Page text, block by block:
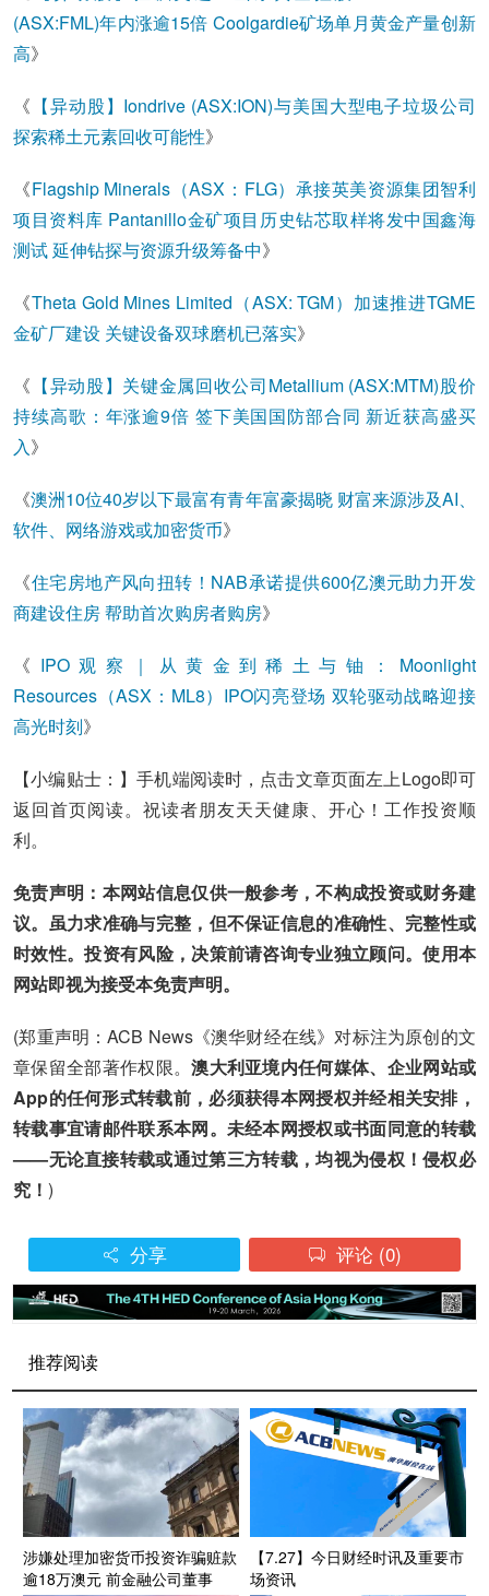
(ASX:FML)年内涨逾15倍 Coolgardie矿场单月黄金产量创新
高》
《 【异动股】Iondrive (ASX:ION)与美国大型电子垃圾公司
探索稀土元素回收可能性》
《Flagship Minerals（ASX：FLG）承接英美资源集团智利
项目资料库 Pantanillo金矿项目历史钻芯取样将发中国鑫海
测试 延伸钻探与资源升级筹备中》
《Theta Gold Mines Limited（ASX: TGM）加速推进TGME
金矿厂建设 关键设备双球磨机已落实》
《 【异动股】关键金属回收公司Metallium (ASX:MTM)股价
持续高歌：年涨逾9倍 签下美国国防部合同 新近获高盛买
入》
《澳洲10位40岁以下最富有青年富豪揭晓 财富来源涉及AI、
软件、网络游戏或加密货币》
《住宅房地产风向扭转！NAB承诺提供600亿澳元助力开发
商建设住房 帮助首次购房者购房》
《 IPO观察｜从黄金到稀土与铀：Moonlight
Resources（ASX：ML8）IPO闪亮登场 双轮驱动战略迎接
高光时刻》
【小编贴士：】手机端阅读时，点击文章页面左上Logo即可
返回首页阅读。祝读者朋友天天健康、开心！工作投资顺
利。
免责声明：本网站信息仅供一般参考，不构成投资或财务建
议。虽力求准确与完整，但不保证信息的准确性、完整性或
时效性。投资有风险，决策前请咨询专业独立顾问。使用本
网站即视为接受本免责声明。
(郑重声明：ACB News《澳华财经在线》对标注为原创的文
章保留全部著作权限。澳大利亚境内任何媒体、企业网站或
App的任何形式转载前，必须获得本网授权并经相关安排，
转载事宜请邮件联系本网。未经本网授权或书面同意的转载
——无论直接转载或通过第三方转载，均视为侵权！侵权必
究！)
 分享  评论 (0)
推荐阅读
涉嫌处理加密货币投资诈骗赃款
逾18万澳元 前金融公司董事
【7.27】今日财经时讯及重要市
场资讯